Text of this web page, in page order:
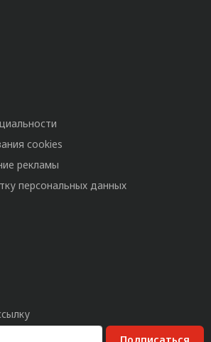
cookies
рекламы
персональных данных